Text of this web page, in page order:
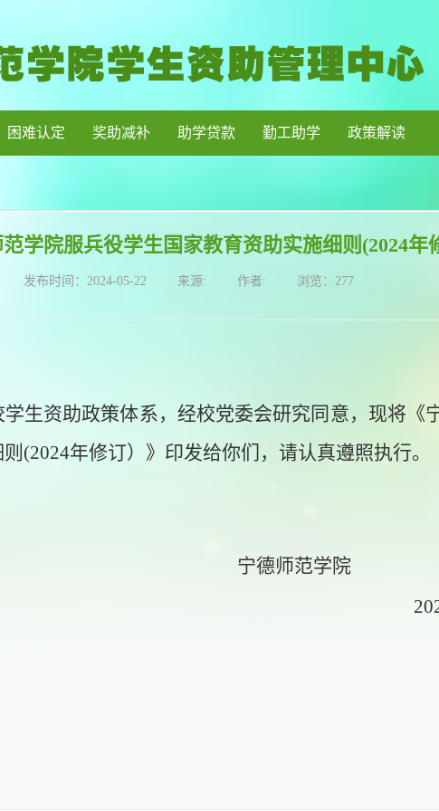
困难认定 奖助减补 助学贷款 勤工助学 政策解读
范学院服兵役学生国家教育资助实施细则(2024年
发布时间： 2024-05-22 来源: 作者: 浏览： 277
生资助政策体系，经校党委会研究同意，现将 《
(2024年修订）》印发给你们，请认真遵照执行。
师范学院